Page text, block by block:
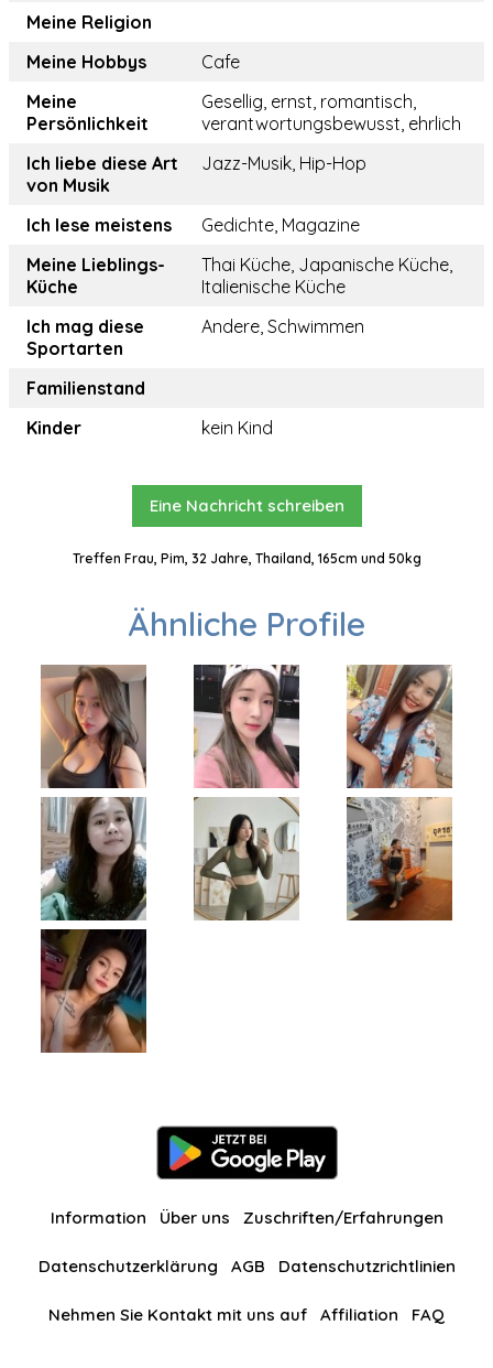
Meine Religion
Meine Hobbys
Cafe
Meine
Persönlichkeit
Gesellig, ernst, romantisch,
verantwortungsbewusst, ehrlich
Ich liebe diese Art
von Musik
Jazz-Musik, Hip-Hop
Ich lese meistens
Gedichte, Magazine
Meine Lieblings-
Küche
Thai Küche, Japanische Küche,
Italienische Küche
Ich mag diese
Sportarten
Andere, Schwimmen
Familienstand
Kinder
kein Kind
Eine Nachricht schreiben
Treffen Frau, Pim, 32 Jahre, Thailand, 165cm und 50kg
Ähnliche Profile
Information Über uns Zuschriften/Erfahrungen
Datenschutzerklärung AGB Datenschutzrichtlinien
Nehmen Sie Kontakt mit uns auf Affiliation FAQ